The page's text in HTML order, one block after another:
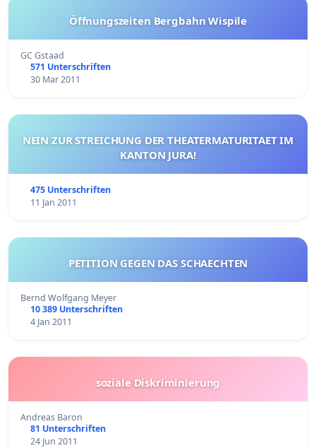
Öffnungszeiten Bergbahn Wispile
GC Gstaad
571 Unterschriften
30 Mar 2011
NEIN ZUR STREICHUNG DER THEATERMATURITAET IM
KANTON JURA!
475 Unterschriften
11 Jan 2011
PETITION GEGEN DAS SCHAECHTEN
Bernd Wolfgang Meyer
10 389 Unterschriften
4 Jan 2011
soziale Diskriminierung
Andreas Baron
81 Unterschriften
24 Jun 2011